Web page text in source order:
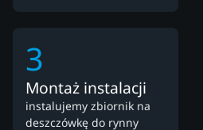
3
Montaż instalacji
instalujemy zbiornik na
deszczówkę do rynny